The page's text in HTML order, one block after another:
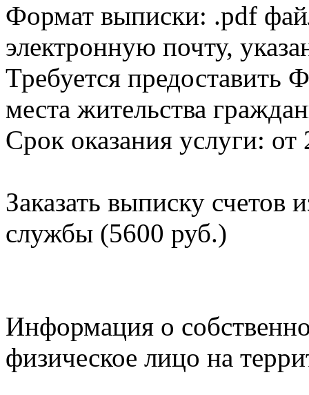
Формат выписки: .pdf
электронную почту,
Требуется
места жительства
Срок оказания услуги: от
Заказать выписку счетов
службы (5600 руб.)
Информация о
физическое лицо на